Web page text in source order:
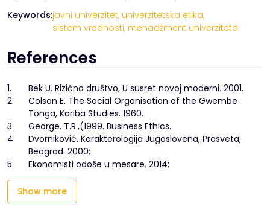
Keywords:javni univerzitet, univerzitetska etika,
sistem vrednosti, menadžment univerziteta
References
1.
Bek U. Rizično društvo, U susret novoj moderni. 2001.
2.
Colson E. The Social Organisation of the Gwembe
Tonga, Kariba Studies. 1960.
3.
George. T.R.,(1999. Business Ethics.
4.
Dvorniković. Karakterologija Jugoslovena, Prosveta,
Beograd. 2000;
5.
Ekonomisti odoše u mesare. 2014;
Show more